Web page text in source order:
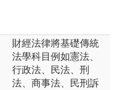
財經法律將基礎傳統
法學科目例如憲法、
行政法、民法、刑
法、商事法、民刑訴